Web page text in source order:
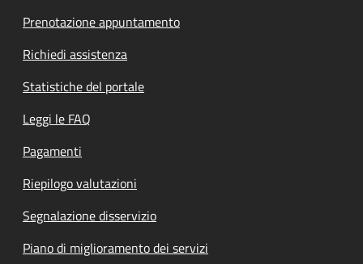
Prenotazione appuntamento
Richiedi assistenza
Statistiche del portale
Leggi le FAQ
Pagamenti
Riepilogo valutazioni
Segnalazione disservizio
Piano di miglioramento dei servizi